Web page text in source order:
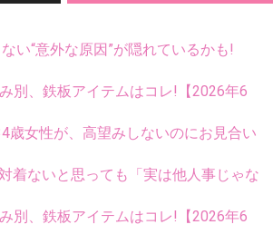
い“意外な原因”が隠れているかも!
別、鉄板アイテムはコレ!【2026年6
女性が、高望みしないのにお見合い
着ないと思っても「実は他人事じゃな
別、鉄板アイテムはコレ!【2026年6